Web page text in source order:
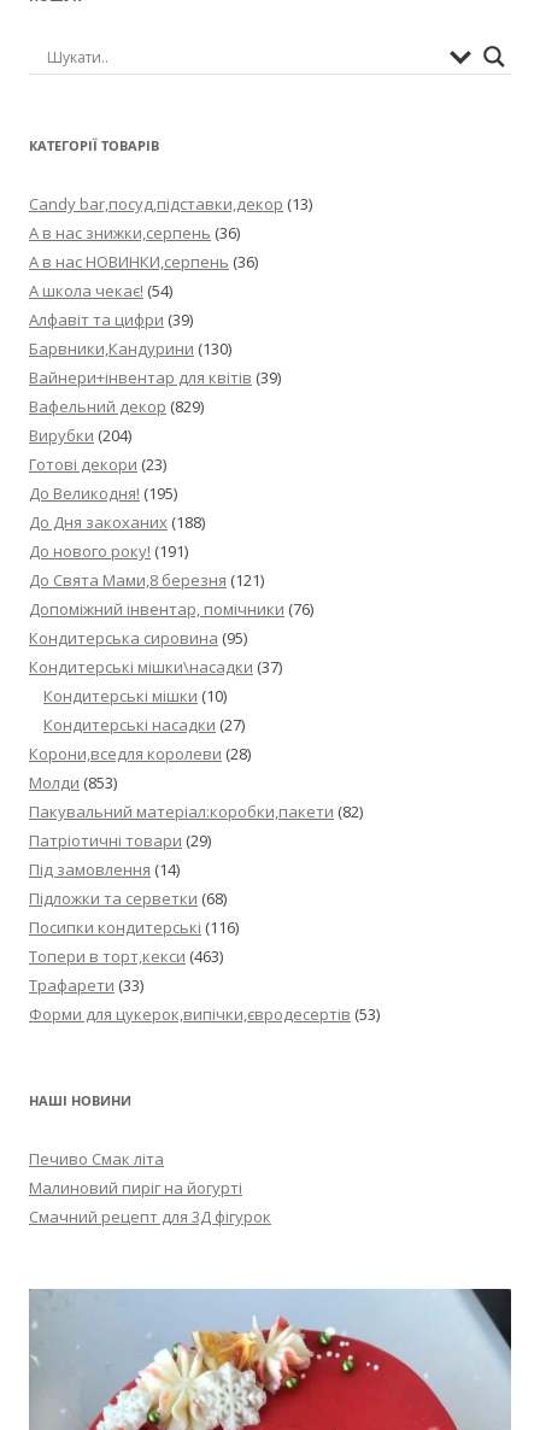
КАТЕГОРІЇ ТОВАРІВ
Candy bar,посуд,підставки,декор (13)
А в нас знижки,серпень (36)
А в нас НОВИНКИ,серпень (36)
А школа чекає! (54)
Алфавіт та цифри (39)
Барвники,Кандурини (130)
Вайнери+інвентар для квітів (39)
Вафельний декор (829)
Вирубки (204)
Готові декори (23)
До Великодня! (195)
До Дня закоханих (188)
До нового року! (191)
До Свята Мами,8 березня (121)
Допоміжний інвентар, помічники (76)
Кондитерська сировина (95)
Кондитерські мішки\насадки (37)
Кондитерські мішки (10)
Кондитерські насадки (27)
Корони,вседля королеви (28)
Молди (853)
Пакувальний матеріал:коробки,пакети (82)
Патріотичні товари (29)
Під замовлення (14)
Підложки та серветки (68)
Посипки кондитерські (116)
Топери в торт,кекси (463)
Трафарети (33)
Форми для цукерок,випічки,євродесертів (53)
НАШІ НОВИНИ
Печиво Смак літа
Малиновий пиріг на йогурті
Смачний рецепт для 3Д фігурок